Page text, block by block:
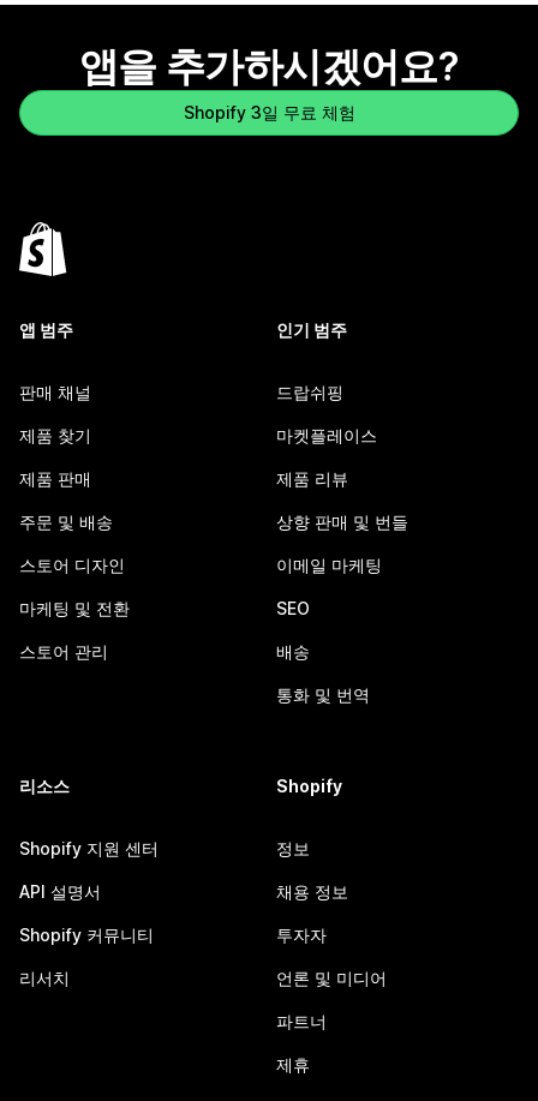
앱을 추가하시겠어요?
Shopify 3일 무료 체험
앱 범주
판매 채널
제품 찾기
제품 판매
주문 및 배송
스토어 디자인
마케팅 및 전환
스토어 관리
인기 범주
드랍쉬핑
마켓플레이스
제품 리뷰
상향 판매 및 번들
이메일 마케팅
SEO
배송
통화 및 번역
리소스
Shopify 지원 센터
API 설명서
Shopify 커뮤니티
리서치
Shopify
정보
채용 정보
투자자
언론 및 미디어
파트너
제휴